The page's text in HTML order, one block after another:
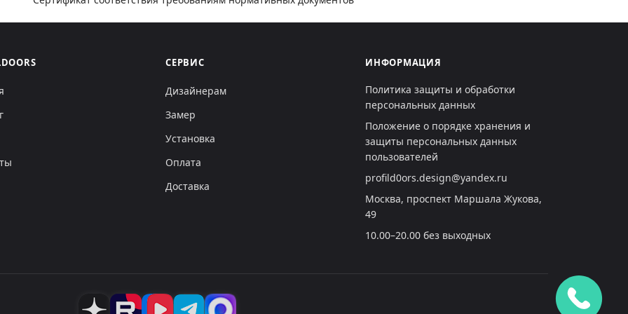
СЕРВИС
Дизайнерам
Замер
Установка
Оплата
Доставка
ИНФОРМАЦИЯ
Политика защиты и обработки
персональных данных
Положение о порядке хранения и
защиты персональных данных
пользователей
profild0ors.design@yandex.ru
Москва, проспект Маршала Жукова,
49
10.00–20.00 без выходных